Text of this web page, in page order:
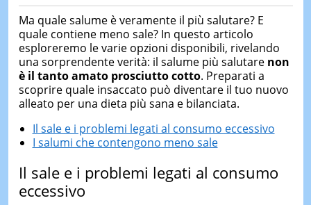
Ma quale salume è veramente il più salutare? E
quale contiene meno sale? In questo articolo
esploreremo le varie opzioni disponibili, rivelando
una sorprendente verità: il salume più salutare non
è il tanto amato prosciutto cotto. Preparati a
scoprire quale insaccato può diventare il tuo nuovo
alleato per una dieta più sana e bilanciata.
Il sale e i problemi legati al consumo eccessivo
I salumi che contengono meno sale
Il sale e i problemi legati al consumo
eccessivo